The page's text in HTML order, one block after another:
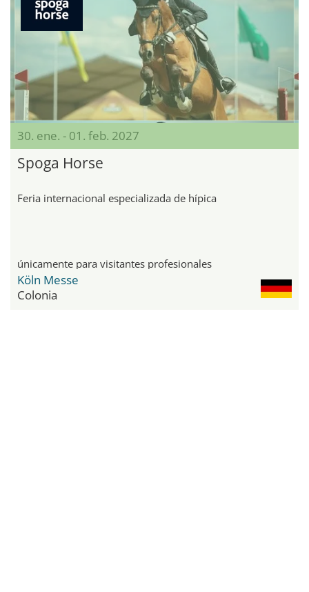
30. ene. - 01. feb. 2027
Spoga Horse
Feria internacional especializada de hípica
únicamente para visitantes profesionales
Köln Messe
Colonia